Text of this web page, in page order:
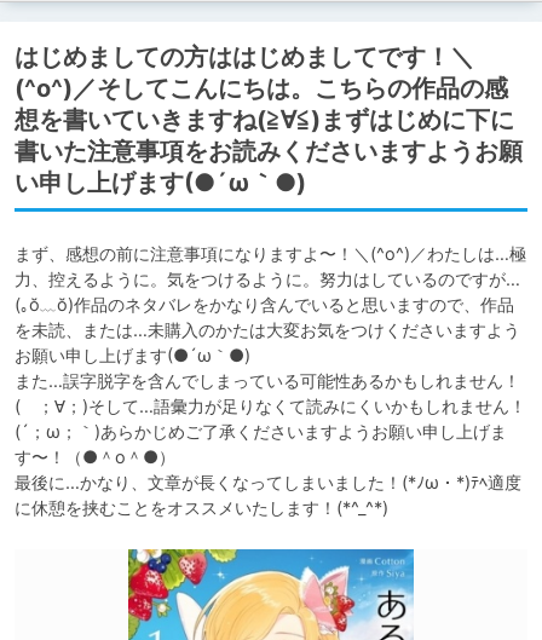
はじめましての方ははじめましてです！＼
(^o^)／そしてこんにちは。こちらの作品の感
想を書いていきますね(≧∀≦)まずはじめに下に
書いた注意事項をお読みくださいますようお願
い申し上げます(●´ω｀●)
まず、感想の前に注意事項になりますよ〜！＼(^o^)／わたしは…極
力、控えるように。気をつけるように。努力はしているのですが…
(｡ŏ﹏ŏ)作品のネタバレをかなり含んでいると思いますので、作品
を未読、または…未購入のかたは大変お気をつけくださいますよう
お願い申し上げます(●´ω｀●)
また…誤字脱字を含んでしまっている可能性あるかもしれません！
(　；∀；)そして…語彙力が足りなくて読みにくいかもしれません！
(´；ω；｀)あらかじめご了承くださいますようお願い申し上げま
す〜！（●＾o＾●）
最後に…かなり、文章が長くなってしまいました！(*ﾉω・*)ﾃﾍ適度
に休憩を挟むことをオススメいたします！(*^_^*)